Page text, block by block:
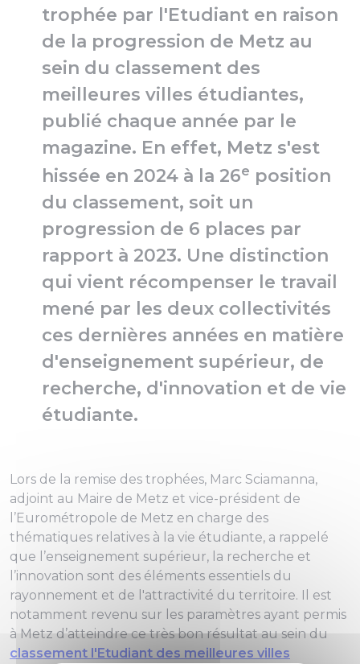
trophée par l'Etudiant en raison
de la progression de Metz au
sein du classement des
meilleures villes étudiantes,
publié chaque année par le
magazine. En effet, Metz s'est
hissée en 2024 à la 26e position
du classement, soit un
progression de 6 places par
rapport à 2023. Une distinction
qui vient récompenser le travail
mené par les deux collectivités
ces dernières années en matière
d'enseignement supérieur, de
recherche, d'innovation et de vie
étudiante.
Lors de la remise des trophées, Marc Sciamanna,
adjoint au Maire de Metz et vice-président de
l’Eurométropole de Metz en charge des
thématiques relatives à la vie étudiante, a rappelé
que l’enseignement supérieur, la recherche et
l’innovation sont des éléments essentiels du
rayonnement et de l'attractivité du territoire. Il est
notamment revenu sur les paramètres ayant permis
à Metz d’atteindre ce très bon résultat au sein du
classement l'Etudiant des meilleures villes